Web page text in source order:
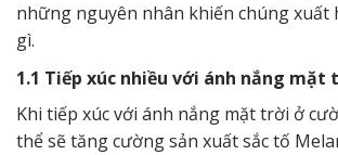
những nguyên nhân khiến chúng xuất
gì.
1.1 Tiếp xúc nhiều với ánh nắng mặt
Khi tiếp xúc với ánh nắng mặt trời ở
thể sẽ tăng cường sản xuất sắc tố